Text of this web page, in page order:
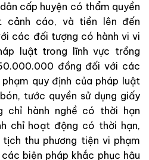
cấp huyện có thẩm quyền
cảnh cáo, và tiền lên đến
các đối tượng có hành vi vi
luật trong lĩnh vực trồng
đồng đối với các
quy định của pháp luật
tước quyền sử dụng giấy
chỉ hành nghề có thời hạn
chỉ hoạt động có thời hạn,
thu phương tiện vi phạm
biện pháp khắc phục hậu